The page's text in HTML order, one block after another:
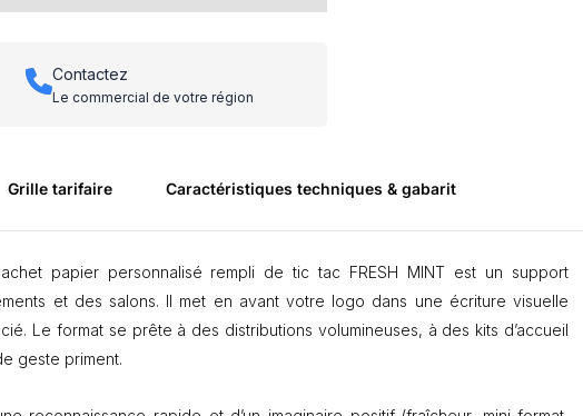
Contactez
Le commercial de votre région
t
E
H
I
N
a
Grille tarifaire Caractéristiques techniques & gabarit
papier personnalisé rempli de tic tac FRESH MINT est un support
et des salons. Il met en avant votre logo dans une écriture visuelle
Le format se prête à des distributions volumineuses, à des kits d’accueil
geste priment.